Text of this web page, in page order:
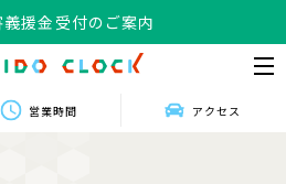
義援金受付のご案内
営業時間 アクセス